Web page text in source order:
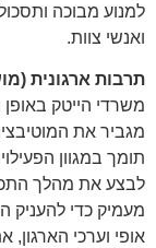
למנוע מבוכה
ואנשי צוות.
תרבות ארגונית
משרדי הייטק
מגביר את
תומך במגוון
לבצע את מהלך
מעמיק כדי להעניק
אופי וערכי